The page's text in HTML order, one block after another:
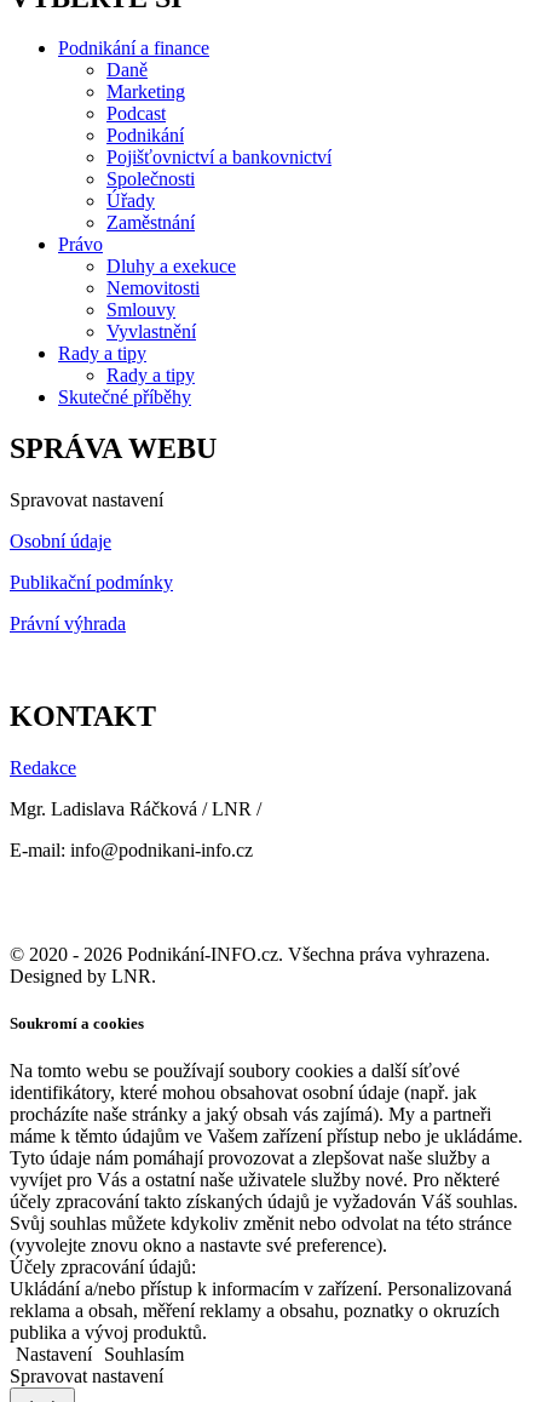
Podnikání a finance
Daně
Marketing
Podcast
Podnikání
Pojišťovnictví a bankovnictví
Společnosti
Úřady
Zaměstnání
Právo
Dluhy a exekuce
Nemovitosti
Smlouvy
Vyvlastnění
Rady a tipy
Rady a tipy
Skutečné příběhy
SPRÁVA WEBU
Spravovat nastavení
Osobní údaje
Publikační podmínky
Právní výhrada
KONTAKT
Redakce
Mgr. Ladislava Ráčková / LNR /
E-mail: info@podnikani-info.cz
© 2020 - 2026 Podnikání-INFO.cz. Všechna práva vyhrazena.
Designed by LNR.
Soukromí a cookies
Na tomto webu se používají soubory cookies a další síťové
identifikátory, které mohou obsahovat osobní údaje (např. jak
procházíte naše stránky a jaký obsah vás zajímá). My a partneři
máme k těmto údajům ve Vašem zařízení přístup nebo je ukládáme.
Tyto údaje nám pomáhají provozovat a zlepšovat naše služby a
vyvíjet pro Vás a ostatní naše uživatele služby nové. Pro některé
účely zpracování takto získaných údajů je vyžadován Váš souhlas.
Svůj souhlas můžete kdykoliv změnit nebo odvolat na této stránce
(vyvolejte znovu okno a nastavte své preference).
Účely zpracování údajů:
Ukládání a/nebo přístup k informacím v zařízení. Personalizovaná
reklama a obsah, měření reklamy a obsahu, poznatky o okruzích
publika a vývoj produktů.
Nastavení
Souhlasím
Spravovat nastavení